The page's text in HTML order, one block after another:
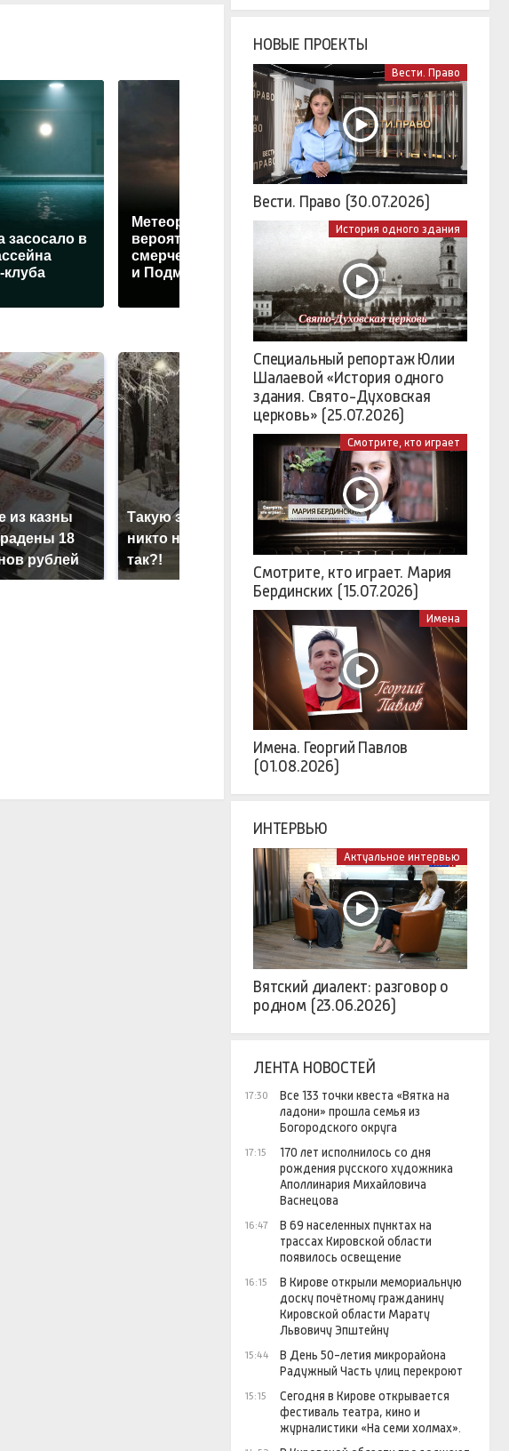
засосало в
Метеоролог оценил
вероятность
смерчей в Москве
и Подмосковье
Резюме россиян
массово бракуют
роботы
из казны
18
рублей
Такую зиму в России
никто не ждал: как
так?!
Как выглядит место
крушение вертолета на
НОВЫЕ ПРОЕКТЫ
Вести. Право
Вести. Право (30.07.2026)
История одного здания
Специальный репортаж Юлии
Шалаевой «История одного
здания. Свято-Духовская
церковь» (25.07.2026)
Смотрите, кто играет
Смотрите, кто играет. Мария
Бердинских (15.07.2026)
Имена
Имена. Георгий Павлов
(01.08.2026)
ИНТЕРВЬЮ
Актуальное интервью
Вятский диалект: разговор о
родном (23.06.2026)
ЛЕНТА НОВОСТЕЙ
17:30
Все 133 точки квеста «Вятка на
ладони» прошла семья из
Богородского округа
17:15
170 лет исполнилось со дня
рождения русского художника
Аполлинария Михайловича
Васнецова
16:47
В 69 населенных пунктах на
трассах Кировской области
появилось освещение
16:15
В Кирове открыли мемориальную
доску почётному гражданину
Кировской области Марату
Львовичу Эпштейну
15:44
В День 50-летия микрорайона
Радужный Часть улиц перекроют
15:15
Сегодня в Кирове открывается
фестиваль театра, кино и
журналистики «На семи холмах».